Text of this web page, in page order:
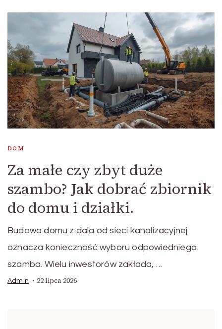
DOM
Za małe czy zbyt duże
szambo? Jak dobrać zbiornik
do domu i działki.
Budowa domu z dala od sieci kanalizacyjnej
oznacza konieczność wyboru odpowiedniego
szamba. Wielu inwestorów zakłada, …
Admin 22 lipca 2026